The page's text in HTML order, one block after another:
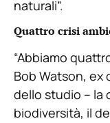
naturali”.
Quattro crisi
“Abbiamo
Bob Watson, ex
dello studio – la
biodiversità, il